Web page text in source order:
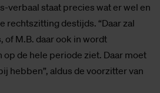
verbaal staat precies wat er wel en
rechtszitting destijds. “Daar zal
of M.B. daar ook in wordt
op de hele periode ziet. Daar moet
hebben”, aldus de voorzitter van